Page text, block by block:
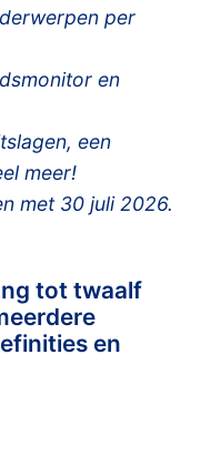
per
en
een
meer!
met 30 juli 2026.
tot twaalf
en